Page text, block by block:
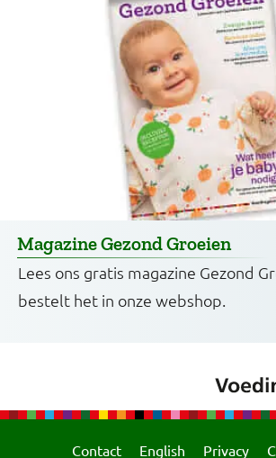
Magazine Gezond Groeien
Lees ons gratis magazine Gezond
bestelt het in onze webshop.
Contact English Privacy